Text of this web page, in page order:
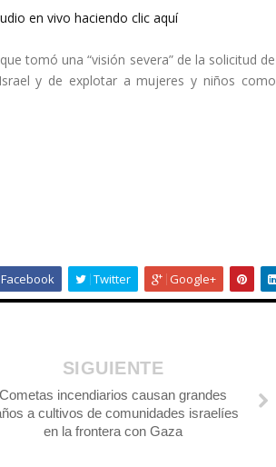
en vivo haciendo clic aquí
tomó una “visión severa” de la solicitud de
y de explotar a mujeres y niños como
Facebook Twitter Google+
SIGUIENTE
Cometas incendiarios causan grandes
a cultivos de comunidades israelíes
en la frontera con Gaza